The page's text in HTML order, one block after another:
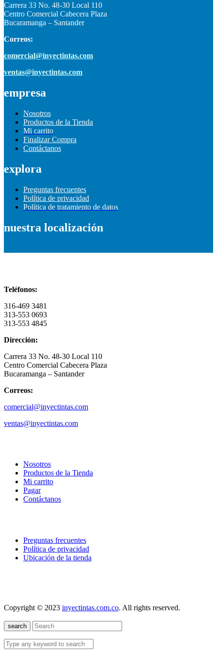
Carrera 33 No. 48-30 Local 110
Centro Comercial Cabecera Plaza
Bucaramanga – Santander
Correos:
comercial@inyectintas.com
ventas@inyectintas.com
empresa
Nosotros
Productos de la Tienda
Mi carrito
Finalizar Compra
Contáctanos
explora
Preguntas frecuentes
Política de privacidad
Política de tratamiento de datos
nuestra localización
Teléfonos:
316-469 3481
313-553 0693
313-553 4845
Dirección:
Carrera 33 No. 48-30 Local 110
Centro Comercial Cabecera Plaza
Bucaramanga – Santander
Correos:
comercial@inyectintas.com
ventas@inyectintas.com
Nosotros
Productos de la Tienda
Mi carrito
Pagar
Contáctanos
Preguntas frecuentes
Política de privacidad
Ubicación de la tienda
Copyright © 2023 inyectintas.com.co. All rights reserved.
search